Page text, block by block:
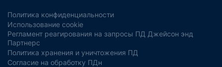
Политика конфиденциальности
Использование cookie
Регламент реагирования на запросы ПД Джейсон энд
Партнерс
Политика хранения и уничтожения ПД
Согласие на обработку ПДн